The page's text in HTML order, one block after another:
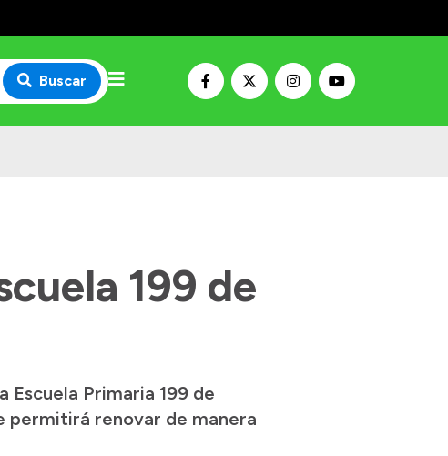
Buscar
199 de
Primaria 199 de
permitirá renovar de manera